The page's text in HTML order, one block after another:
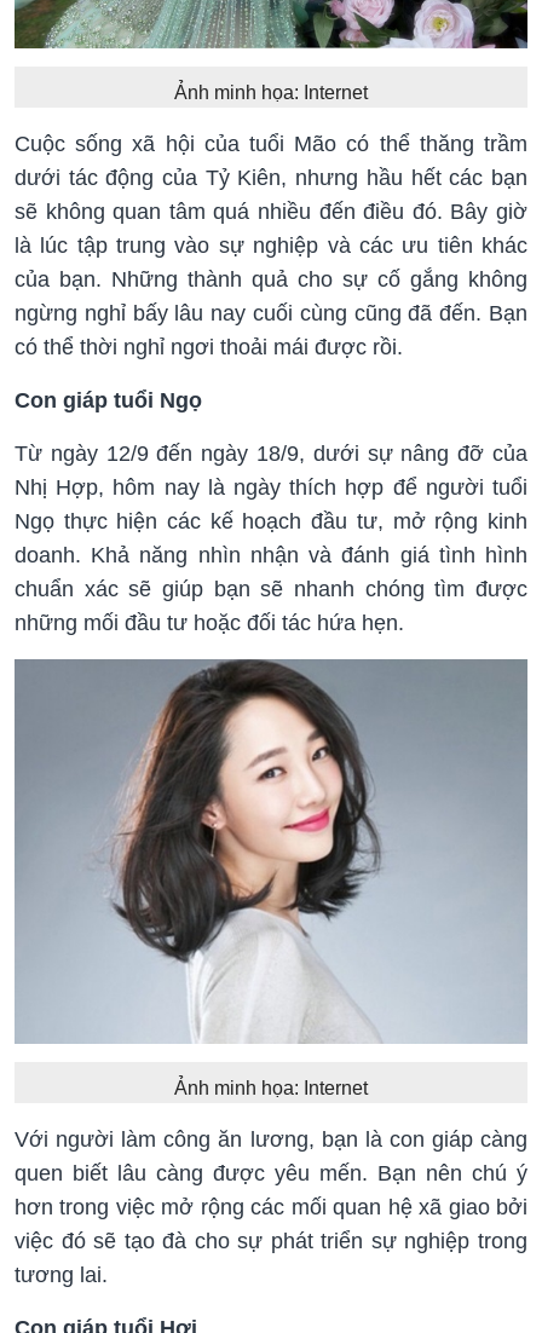
Ảnh minh họa: Internet
Cuộc sống xã hội của tuổi Mão có thể thăng trầm
dưới tác động của Tỷ Kiên, nhưng hầu hết các bạn
sẽ không quan tâm quá nhiều đến điều đó. Bây giờ
là lúc tập trung vào sự nghiệp và các ưu tiên khác
của bạn. Những thành quả cho sự cố gắng không
ngừng nghỉ bấy lâu nay cuối cùng cũng đã đến. Bạn
có thể thời nghỉ ngơi thoải mái được rồi.
Con giáp tuổi Ngọ
Từ ngày 12/9 đến ngày 18/9, dưới sự nâng đỡ của
Nhị Hợp, hôm nay là ngày thích hợp để người tuổi
Ngọ thực hiện các kế hoạch đầu tư, mở rộng kinh
doanh. Khả năng nhìn nhận và đánh giá tình hình
chuẩn xác sẽ giúp bạn sẽ nhanh chóng tìm được
những mối đầu tư hoặc đối tác hứa hẹn.
Ảnh minh họa: Internet
Với người làm công ăn lương, bạn là con giáp càng
quen biết lâu càng được yêu mến. Bạn nên chú ý
hơn trong việc mở rộng các mối quan hệ xã giao bởi
việc đó sẽ tạo đà cho sự phát triển sự nghiệp trong
tương lai.
Con giáp tuổi Hợi